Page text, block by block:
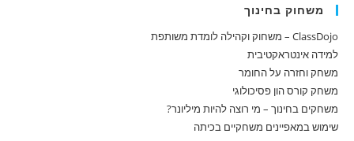
משחוק בחינוך
ClassDojo – משחוק וקהילה לומדת משותפת
למידה אינטראקטיבית
משחק וחזרה על החומר
משחק קורס הון פסיכולוגי
משחקים בחינוך – מי רוצה להיות מיליונר?
שימוש במאפיינים משחקיים בכיתה